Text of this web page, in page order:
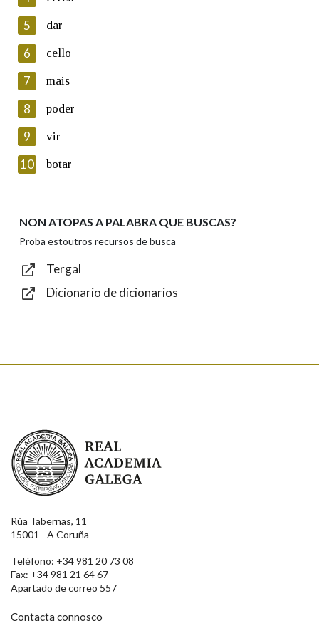
Lin e acepto as condicións da política de
Introduce o código que aparece na imaxe:
Texto de verificación
Enviar
5 dar
6 cello
7 mais
8 poder
9 vir
10 botar
NON ATOPAS A PALABRA QUE BUSCAS?
Proba estoutros recursos de busca
Tergal
Dicionario de dicionarios
Real Academia Galega
Rúa Tabernas, 11
15001 - A Coruña
Teléfono: +34 981 20 73 08
Fax: +34 981 21 64 67
Apartado de correo 557
Contacta connosco